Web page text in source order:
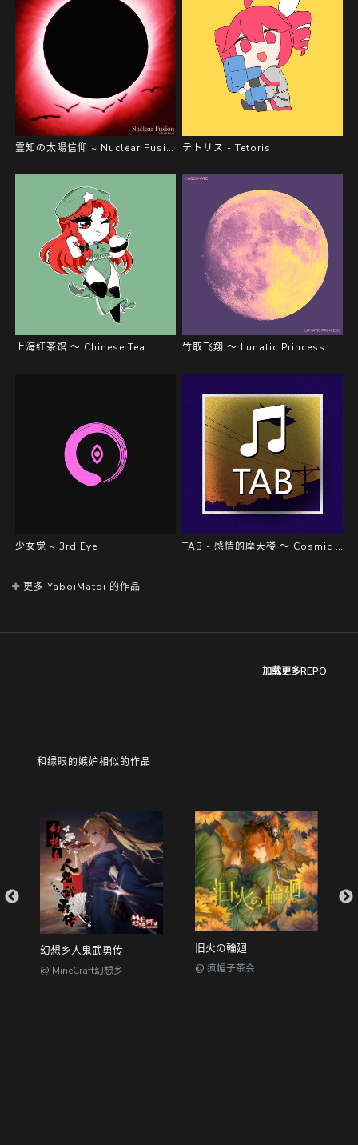
霊知の太陽信仰 ~ Nuclear Fusion テトリス - Tetoris
上海红茶馆 ～ Chinese Tea 竹取飞翔 ～ Lunatic Princess
少女觉 ~ 3rd Eye TAB - 感情的摩天楼 ～ Cosmic Mind
更多 YaboiMatoi 的作品
加载更多REPO
和绿眼的嫉妒相似的作品
幻想乡人鬼武勇传
@ MineCraft幻想乡
旧火の輪廻
@ 疯帽子茶会